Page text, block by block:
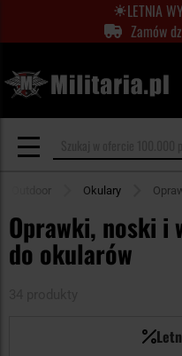
LETNIA
Zamów
Outdoor Okulary
Oprawki, noski i
do okularów